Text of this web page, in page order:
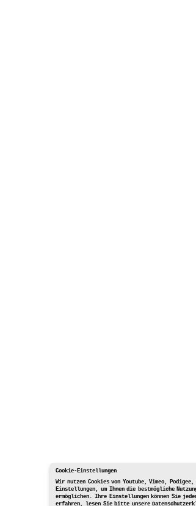
Cookie-Einstellungen
Wir nutzen Cookies von Youtube, Vimeo,
Einstellungen, um Ihnen die bestmögliche
ermöglichen. Ihre Einstellungen können Sie
erfahren, lesen Sie bitte unsere